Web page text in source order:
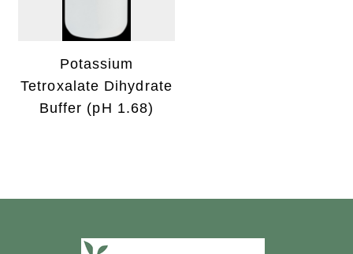
Potassium
Tetroxalate Dihydrate
Buffer (pH 1.68)